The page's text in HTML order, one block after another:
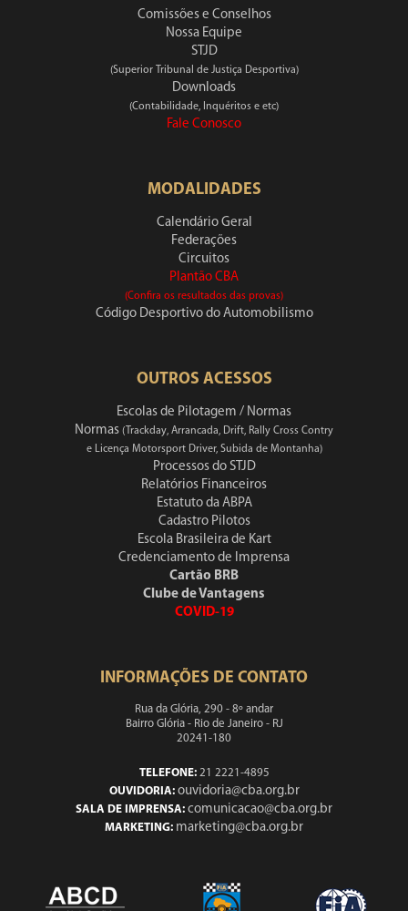
Comissões e Conselhos
Nossa Equipe
STJD
(Superior Tribunal de Justiça Desportiva)
Downloads
(Contabilidade, Inquéritos e etc)
Fale Conosco
MODALIDADES
Calendário Geral
Federações
Circuitos
Plantão CBA
(Confira os resultados das provas)
Código Desportivo do Automobilismo
OUTROS ACESSOS
Escolas de Pilotagem / Normas
Normas (Trackday, Arrancada, Drift, Rally Cross Contry
e Licença Motorsport Driver, Subida de Montanha)
Processos do STJD
Relatórios Financeiros
Estatuto da ABPA
Cadastro Pilotos
Escola Brasileira de Kart
Credenciamento de Imprensa
Cartão BRB
Clube de Vantagens
COVID-19
INFORMAÇÕES DE CONTATO
Rua da Glória, 290 - 8º andar
Bairro Glória - Rio de Janeiro - RJ
20241-180
TELEFONE:21 2221-4895
OUVIDORIA: ouvidoria@cba.org.br
SALA DE IMPRENSA: comunicacao@cba.org.br
MARKETING: marketing@cba.org.br